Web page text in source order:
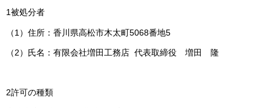
1被処分者
（1）住所：香川県高松市木太町5068番地5
（2）氏名：有限会社増田工務店 代表取締役 増田 隆
2許可の種類